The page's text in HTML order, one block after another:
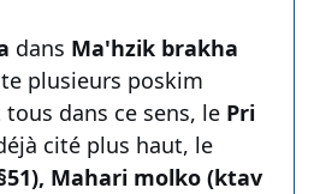
dans Ma'hzik brakha
plusieurs poskim
dans ce sens, le Pri
cité plus haut, le
Mahari molko (ktav